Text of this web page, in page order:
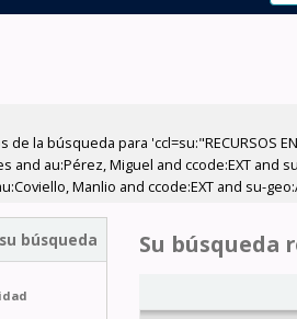
de la búsqueda para 'ccl=su:"RECURSOS
and au:Pérez, Miguel and ccode:EXT and
Manlio and ccode:EXT and su-
búsqueda Su búsqueda